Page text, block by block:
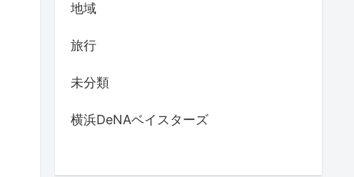
地域
旅行
未分類
横浜DeNAベイスターズ